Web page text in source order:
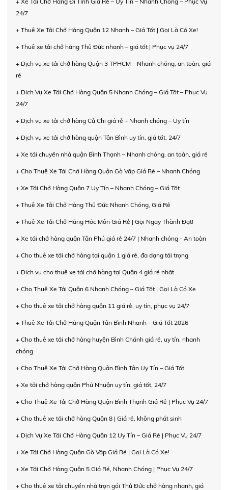
24/7
+ Thuê Xe Tải Chở Hàng Quận 12 Nhanh – Giá Tốt | Gọi Là Có Xe!
+ Thuê xe tải chở hàng Thủ Đức nhanh – giá tốt | Phục vụ 24/7
+ Dịch vụ xe tải chở hàng Quận 3 TPHCM – Nhanh chóng, an toàn, giá
rẻ
+ Dịch Vụ Xe Tải Chở Hàng Quận 5 Nhanh Chóng – Giá Tốt – Phục Vụ
24/7
+ Dịch vụ xe tải chở hàng Củ Chi giá rẻ – Nhanh chóng – Uy tín
+ Dịch vụ xe tải chở hàng quận Tân Bình uy tín, giá tốt, 24/7
+ Xe tải chuyển nhà quận Bình Thạnh – Nhanh chóng, an toàn, giá rẻ
+ Cho Thuê Xe Tải Chở Hàng Quận Gò Vấp Giá Rẻ – Nhanh Chóng
+ Xe Tải Chở Hàng Quận 7 Uy Tín – Nhanh Chóng – Giá Tốt
+ Thuê Xe Tải Chở Hàng Thủ Đức Nhanh Chóng, Giá Rẻ
+ Thuê Xe Tải Chở Hàng Hóc Môn Giá Rẻ | Gọi Ngay Thành Đạt!
+ Xe tải chở hàng quận Tân Phú giá rẻ 24/7 | Nhanh chóng - An toàn
+ Cho thuê xe tải chở hàng tại quận 1 giá rẻ, đa dạng tải trọng
+ Dịch vụ cho thuê xe tải chở hàng tại Quận 4 giá rẻ nhất
+ Cho Thuê Xe Tải Quận 6 Nhanh Chóng – Giá Tốt | Gọi Là Có Xe
+ Cho thuê xe tải chở hàng quận 11 giá rẻ, uy tín, phục vụ 24/7
+ Thuê Xe Tải Chở Hàng Quận Tân Bình Nhanh – Giá Tốt 2026
+ Cho thuê xe tải chở hàng huyện Bình Chánh giá rẻ, uy tín, nhanh
chóng
+ Cho Thuê Xe Tải Chở Hàng Quận Bình Tân Uy Tín – Giá Tốt
+ Xe tải chở hàng quận Phú Nhuận uy tín, giá tốt, 24/7
+ Cho Thuê Xe Tải Chở Hàng Quận Bình Thạnh Giá Rẻ | Phục Vụ 24/7
+ Cho thuê xe tải chở hàng Quận 8 | Giá rẻ, không phát sinh
+ Dịch Vụ Xe Tải Chở Hàng Quận 12 Uy Tín – Giá Rẻ | Phục Vụ 24/7
+ Xe Tải Chở Hàng Quận Gò Vấp Giá Rẻ | Gọi Là Có Xe!
+ Xe Tải Chở Hàng Quận 5 Giá Rẻ, Nhanh Chóng | Phục Vụ 24/7
+ Cho thuê xe tải chuyển nhà trọn gói Thủ Đức chở hàng nhanh, giá